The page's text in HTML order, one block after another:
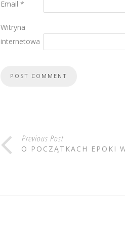
Email *
Witryna
internetowa
Previous Post
O POCZĄTKACH EPOKI